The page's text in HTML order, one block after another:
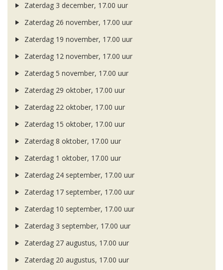
Zaterdag 3 december, 17.00 uur
Zaterdag 26 november, 17.00 uur
Zaterdag 19 november, 17.00 uur
Zaterdag 12 november, 17.00 uur
Zaterdag 5 november, 17.00 uur
Zaterdag 29 oktober, 17.00 uur
Zaterdag 22 oktober, 17.00 uur
Zaterdag 15 oktober, 17.00 uur
Zaterdag 8 oktober, 17.00 uur
Zaterdag 1 oktober, 17.00 uur
Zaterdag 24 september, 17.00 uur
Zaterdag 17 september, 17.00 uur
Zaterdag 10 september, 17.00 uur
Zaterdag 3 september, 17.00 uur
Zaterdag 27 augustus, 17.00 uur
Zaterdag 20 augustus, 17.00 uur